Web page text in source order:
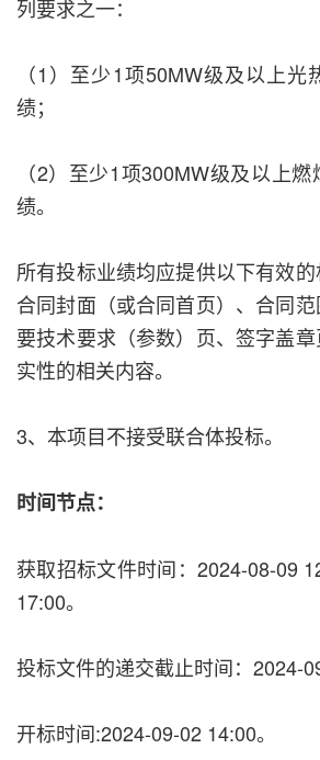
列要求之一：
（1）至少1项50MW级及以上
绩；
（2）至少1项300MW级及以上
绩。
所有投标业绩均应提供以下有效的
合同封面（或合同首页）、合同
要技术要求（参数）页、签字盖
实性的相关内容。
3、本项目不接受联合体投标。
时间节点：
获取招标文件时间：2024-08-09
17:00。
投标文件的递交截止时间：2024-
开标时间:2024-09-02 14:00。